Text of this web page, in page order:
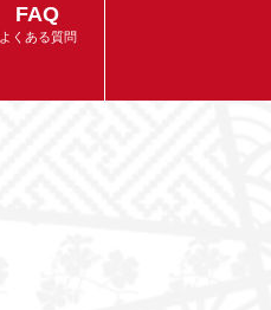
FAQ
よくある質問